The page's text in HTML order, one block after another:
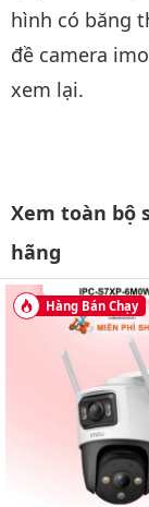
hình có băng
đề camera
xem lại.
Xem toàn bộ
hãng
Hàng Bán Chạy